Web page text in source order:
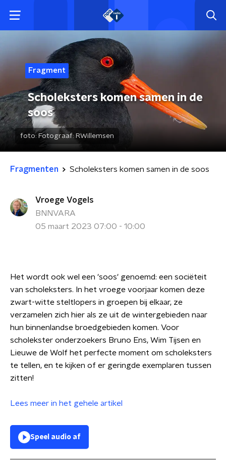
Fragment
Scholeksters komen samen in de
soos
foto: Fotograaf: RWillemsen
Fragmenten Scholeksters komen samen in de soos
Vroege Vogels
BNNVARA
05 maart 2023 07:00 - 10:00
Het wordt ook wel een 'soos' genoemd: een sociëteit
van scholeksters. In het vroege voorjaar komen deze
zwart-witte steltlopers in groepen bij elkaar, ze
verzamelen zich hier als ze uit de wintergebieden naar
hun binnenlandse broedgebieden komen. Voor
scholekster onderzoekers Bruno Ens, Wim Tijsen en
Lieuwe de Wolf het perfecte moment om scholeksters
te tellen, en te kijken of er geringde exemplaren tussen
zitten!
Lees meer in het gehele artikel
Speel audio af